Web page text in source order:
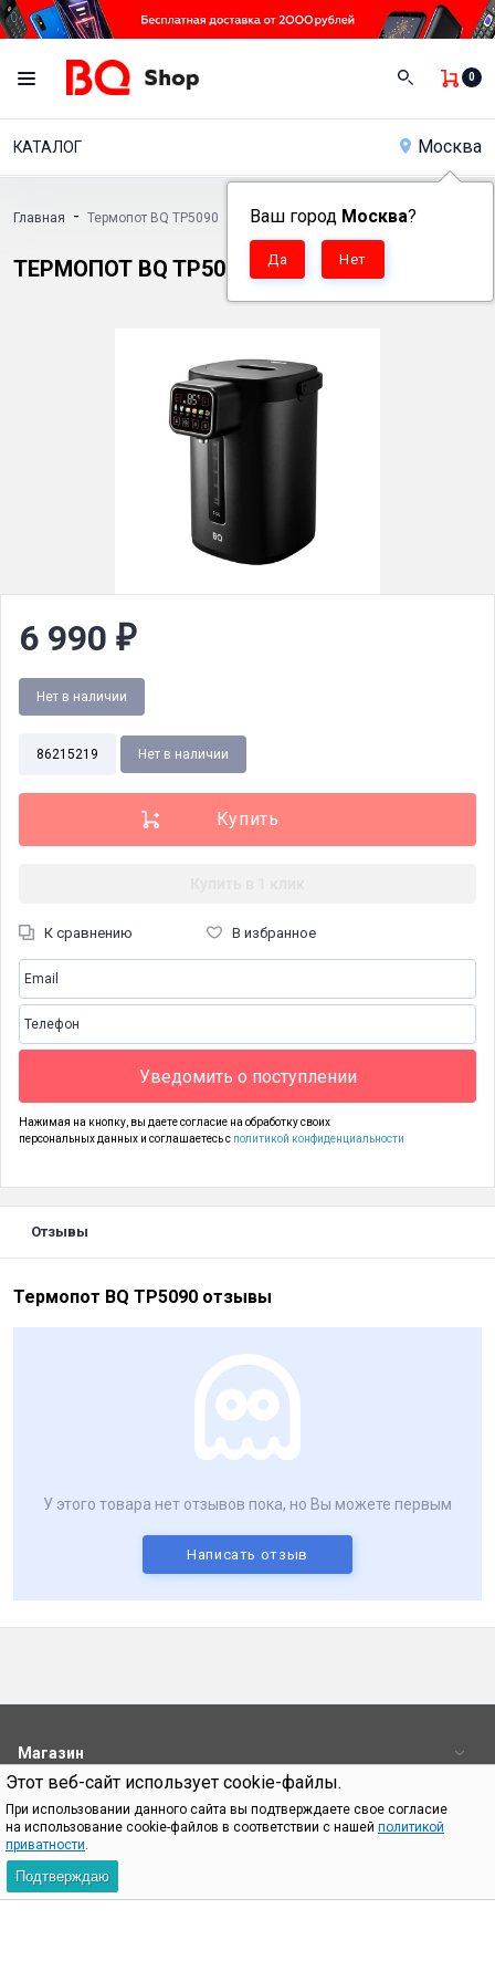
Этот веб-сайт использует cookie-файлы.
При использовании данного сайта вы подтверждаете свое согласие
на использование cookie-файлов в соответствии с нашей политикой
приватности.
Подтверждаю
0
КАТАЛОГ Москва
Ваш город Москва?
Главная - Термопот BQ TP5090
ТЕРМОПОТ BQ TP5090
6 990 ₽
Нет в наличии
86215219 Нет в наличии
К сравнению В избранное
Уведомить о поступлении
Нажимая на кнопку, вы даете согласие на обработку своих
персональных данных и соглашаетесь с политикой конфиденциальности
Отзывы
Термопот BQ TP5090 отзывы
У этого товара нет отзывов пока, но Вы можете первым
Написать отзыв
Магазин
Контакты
При использовании материалов с сайта shop.bq.ru обязательно